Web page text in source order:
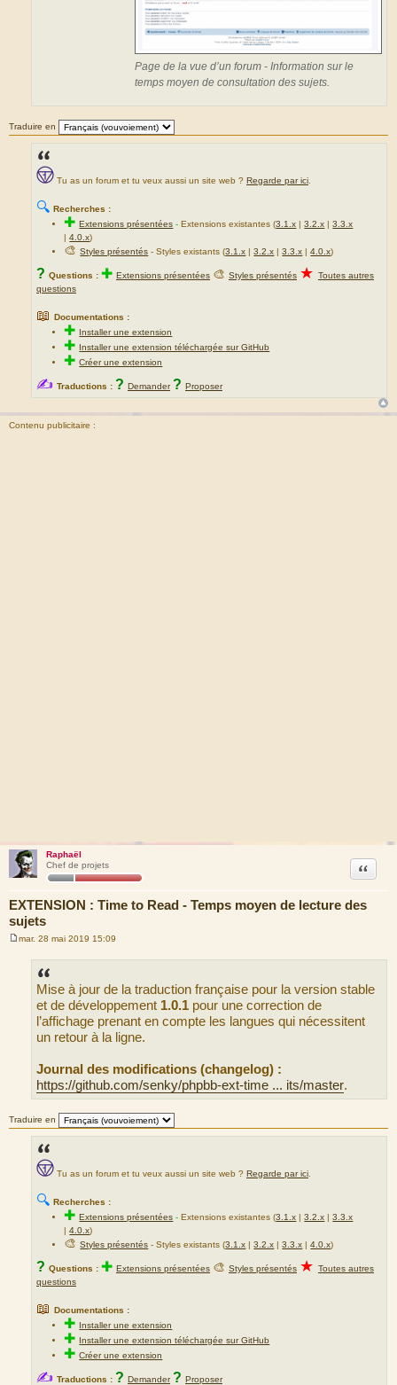
Page de la vue d’un forum - Information sur le
temps moyen de consultation des sujets.
Traduire en
Tu as un forum et tu veux aussi un site web ? Regarde par ici
🔍 Recherches :
✚Extensions présentées -Extensions existantes (3.1.x |3.2.x |3.3.x
|4.0.x)
🎨Styles présentés - Styles existants (3.1.x |3.2.x |3.3.x |4.0.x)
? Questions : ✚ Extensions présentées 🎨 Styles présentés ★ Toutes autres
questions
📖 Documentations :
✚ Installer une extension
✚ Installer une extension téléchargée sur GitHub
✚Créer une extension
✍ Traductions : ? Demander ? Proposer
Contenu publicitaire :
Raphaël
Chef de projets
EXTENSION : Time to Read - Temps moyen de lecture des
sujets
Citation
mar. 28 mai 2019 15:09
Mise à jour de la traduction française pour la version stable
et de développement 1.0.1 pour une correction de
l’affichage prenant en compte les langues qui nécessitent
un retour à la ligne.
Journal des modifications (changelog) :
https://github.com/senky/phpbb-ext-time ... its/master.
Traduire en
Tu as un forum et tu veux aussi un site web ? Regarde par ici
🔍 Recherches :
✚Extensions présentées -Extensions existantes (3.1.x |3.2.x |3.3.x
|4.0.x)
🎨Styles présentés - Styles existants (3.1.x |3.2.x |3.3.x |4.0.x)
? Questions : ✚ Extensions présentées 🎨 Styles présentés ★ Toutes autres
questions
📖 Documentations :
✚ Installer une extension
✚ Installer une extension téléchargée sur GitHub
✚Créer une extension
✍ Traductions : ? Demander ? Proposer